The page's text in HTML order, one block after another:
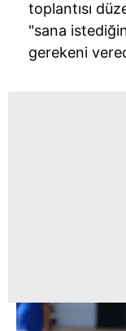
toplantısı
"sana
gerekeni